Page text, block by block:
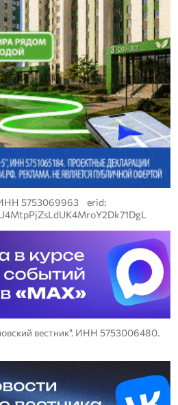
5753069963 erid:
вестник". ИНН 5753006480.